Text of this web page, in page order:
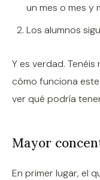
un mes o mes y
Los alumnos
Y es verdad.
cómo funciona este
ver qué podría
Mayor
En primer lugar, el